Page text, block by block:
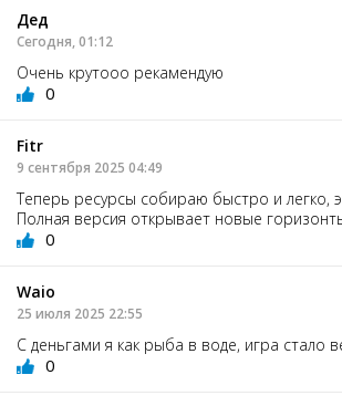
Дед
Сегодня, 01:12
Очень крутооо рекамендую
0
Fitr
9 сентября 2025 04:49
Теперь ресурсы собираю быстро и легко,
Полная версия открывает новые
0
Waio
25 июля 2025 22:55
С деньгами я как рыба в воде, игра стало
0